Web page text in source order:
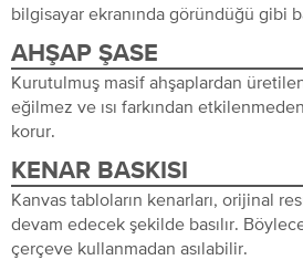
bilgisayar ekranında göründüğü gibi
AHŞAP ŞASE
Kurutulmuş masif ahşaplardan
eğilmez ve ısı farkından
korur.
KENAR BASKISI
Kanvas tabloların kenarları, orijinal
devam edecek şekilde basılır.
çerçeve kullanmadan asılabilir.